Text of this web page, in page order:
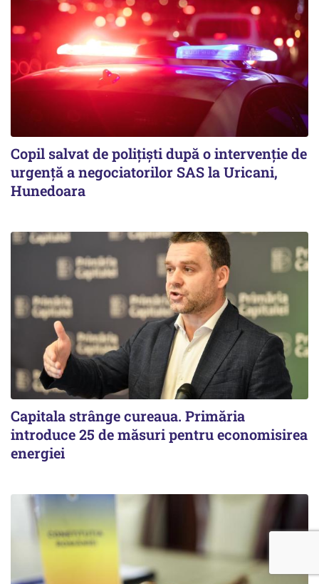
Copil salvat de polițiști după o intervenție de
urgență a negociatorilor SAS la Uricani,
Hunedoara
Capitala strânge cureaua. Primăria
introduce 25 de măsuri pentru economisirea
energiei